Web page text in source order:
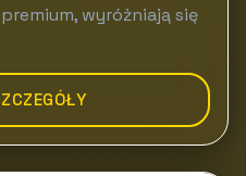
wyróżniają się